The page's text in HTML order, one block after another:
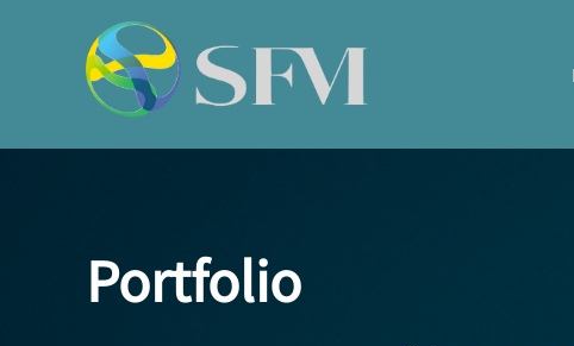
ツ
Portfolio